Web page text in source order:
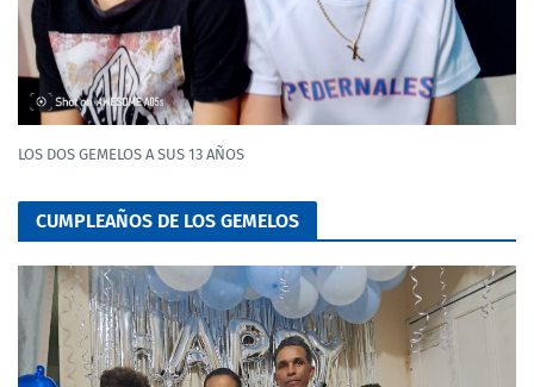
LOS DOS GEMELOS A SUS 13 AÑOS
CUMPLEAÑOS DE LOS GEMELOS